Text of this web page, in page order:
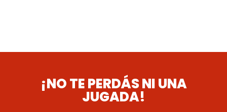
¡NO TE PERDÁS NI UNA
JUGADA!